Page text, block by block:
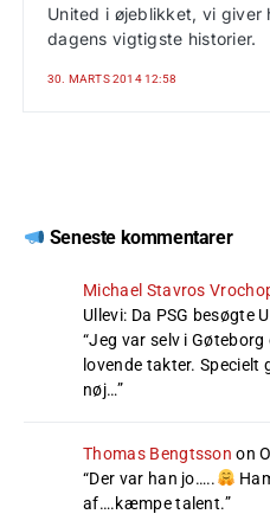
United i øjeblikket, vi giver
dagens vigtigste historier.
30. MARTS 2014 12:58
Seneste kommentarer
Michael Stavros
Ullevi: Da PSG besøgte
“Jeg var selv i
lovende takter.
nøj…”
Thomas Bengtsson on
“Der var han jo…..
af….kæmpe talent.”